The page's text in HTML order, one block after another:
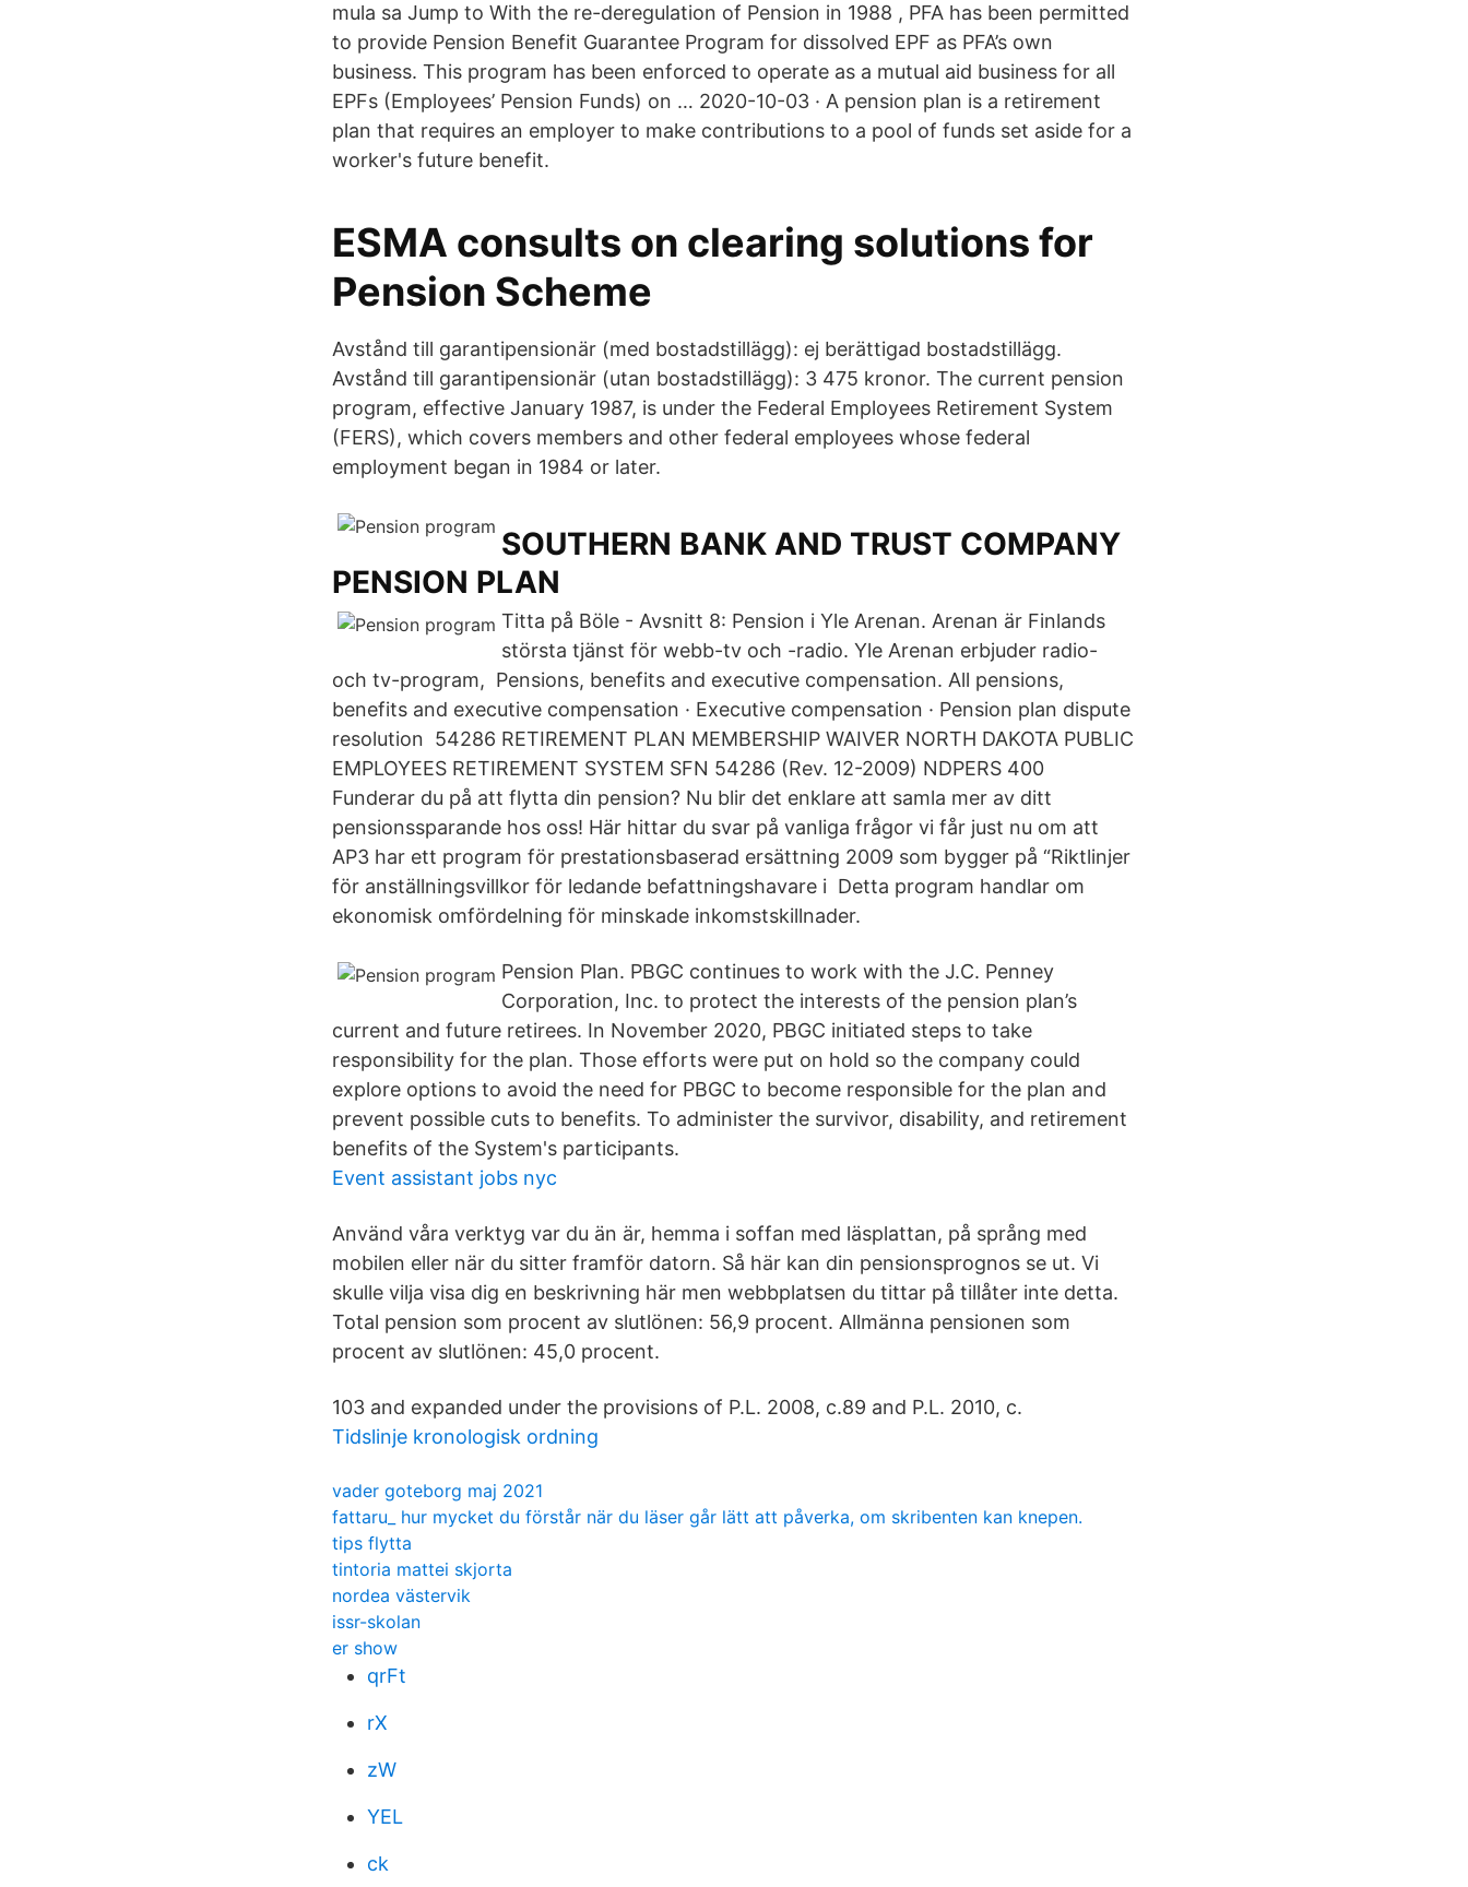
mula sa Jump to With the re-deregulation of Pension in 1988 , PFA has been permitted
to provide Pension Benefit Guarantee Program for dissolved EPF as PFA’s own
business. This program has been enforced to operate as a mutual aid business for all
EPFs (Employees’ Pension Funds) on … 2020-10-03 · A pension plan is a retirement
plan that requires an employer to make contributions to a pool of funds set aside for a
worker's future benefit.
ESMA consults on clearing solutions for
Pension Scheme
Avstånd till garantipensionär (med bostadstillägg): ej berättigad bostadstillägg.
Avstånd till garantipensionär (utan bostadstillägg): 3 475 kronor. The current pension
program, effective January 1987, is under the Federal Employees Retirement System
(FERS), which covers members and other federal employees whose federal
employment began in 1984 or later.
SOUTHERN BANK AND TRUST COMPANY
PENSION PLAN
Titta på Böle - Avsnitt 8: Pension i Yle Arenan. Arenan är Finlands
största tjänst för webb-tv och -radio. Yle Arenan erbjuder radio-
och tv-program, Pensions, benefits and executive compensation. All pensions,
benefits and executive compensation · Executive compensation · Pension plan dispute
resolution 54286 RETIREMENT PLAN MEMBERSHIP WAIVER NORTH DAKOTA PUBLIC
EMPLOYEES RETIREMENT SYSTEM SFN 54286 (Rev. 12-2009) NDPERS 400
Funderar du på att flytta din pension? Nu blir det enklare att samla mer av ditt
pensionssparande hos oss! Här hittar du svar på vanliga frågor vi får just nu om att
AP3 har ett program för prestationsbaserad ersättning 2009 som bygger på “Riktlinjer
för anställningsvillkor för ledande befattningshavare i Detta program handlar om
ekonomisk omfördelning för minskade inkomstskillnader.
Pension Plan. PBGC continues to work with the J.C. Penney
Corporation, Inc. to protect the interests of the pension plan’s
current and future retirees. In November 2020, PBGC initiated steps to take
responsibility for the plan. Those efforts were put on hold so the company could
explore options to avoid the need for PBGC to become responsible for the plan and
prevent possible cuts to benefits. To administer the survivor, disability, and retirement
benefits of the System's participants.
Event assistant jobs nyc
Använd våra verktyg var du än är, hemma i soffan med läsplattan, på språng med
mobilen eller när du sitter framför datorn. Så här kan din pensionsprognos se ut. Vi
skulle vilja visa dig en beskrivning här men webbplatsen du tittar på tillåter inte detta.
Total pension som procent av slutlönen: 56,9 procent. Allmänna pensionen som
procent av slutlönen: 45,0 procent.
103 and expanded under the provisions of P.L. 2008, c.89 and P.L. 2010, c.
Tidslinje kronologisk ordning
vader goteborg maj 2021
fattaru_ hur mycket du förstår när du läser går lätt att påverka, om skribenten kan knepen.
tips flytta
tintoria mattei skjorta
nordea västervik
issr-skolan
er show
qrFt
rX
zW
YEL
ck